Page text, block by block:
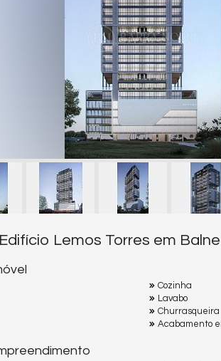
Lemos Torres em
Cozinha
Lavabo
Churrasqueira
Acabamento